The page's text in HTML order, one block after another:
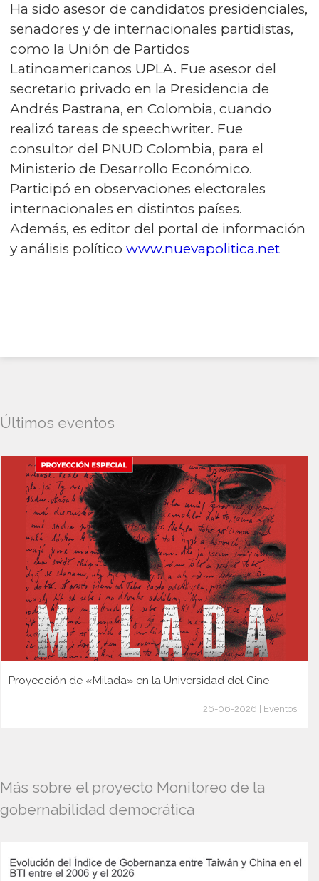
Ha sido asesor de candidatos presidenciales,
senadores y de internacionales partidistas,
como la Unión de Partidos
Latinoamericanos UPLA. Fue asesor del
secretario privado en la Presidencia de
Andrés Pastrana, en Colombia, cuando
realizó tareas de speechwriter. Fue
consultor del PNUD Colombia, para el
Ministerio de Desarrollo Económico.
Participó en observaciones electorales
internacionales en distintos países.
Además, es editor del portal de información
y análisis político www.nuevapolitica.net
Últimos eventos
Proyección de «Milada» en la Universidad del Cine
26-06-2026 | Eventos
Más sobre el proyecto Monitoreo de la
gobernabilidad democrática